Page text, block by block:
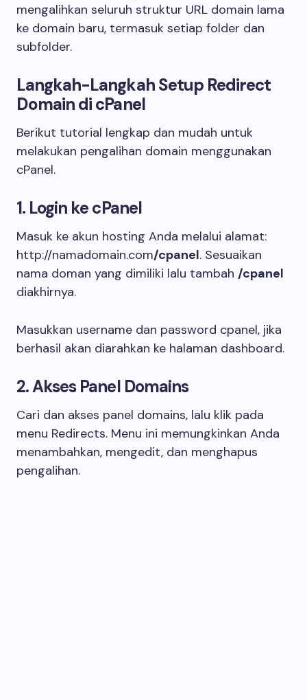
mengalihkan seluruh struktur URL domain lama
ke domain baru, termasuk setiap folder dan
subfolder.
Langkah-Langkah Setup Redirect
Domain di cPanel
Berikut tutorial lengkap dan mudah untuk
melakukan pengalihan domain menggunakan
cPanel.
1. Login ke cPanel
Masuk ke akun hosting Anda melalui alamat:
http://namadomain.com/cpanel. Sesuaikan
nama doman yang dimiliki lalu tambah /cpanel
diakhirnya.
Masukkan username dan password cpanel, jika
berhasil akan diarahkan ke halaman dashboard.
2. Akses Panel Domains
Cari dan akses panel domains, lalu klik pada
menu Redirects. Menu ini memungkinkan Anda
menambahkan, mengedit, dan menghapus
pengalihan.